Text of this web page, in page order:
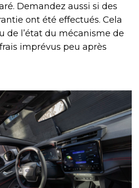
Demandez aussi si des
ont été effectués. Cela
de l’état du mécanisme de
imprévus peu après